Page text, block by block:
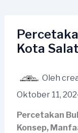
konten
Kota
Oleh
Oktober 11,
Percetakan
Konsep,